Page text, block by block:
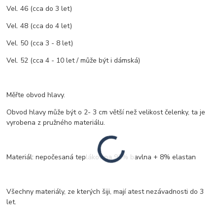
Vel. 46 (cca do 3 let)
Vel. 48 (cca do 4 let)
Vel. 50 (cca 3 - 8 let)
Vel. 52 (cca 4 - 10 let / může být i dámská)
Měřte obvod hlavy.
Obvod hlavy může být o 2- 3 cm větší než velikost čelenky, ta je
vyrobena z pružného materiálu.
Materiál: nepočesaná teplákovina 92% bavlna + 8% elastan
Všechny materiály, ze kterých šiji, mají atest nezávadnosti do 3
let.